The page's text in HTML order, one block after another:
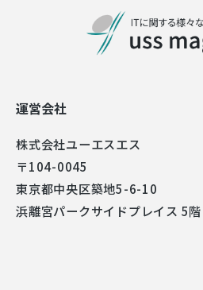
運営会社
株式会社ユーエスエス
〒104-0045
東京都中央区築地5-6-10
浜離宮パークサイドプレイス 5階